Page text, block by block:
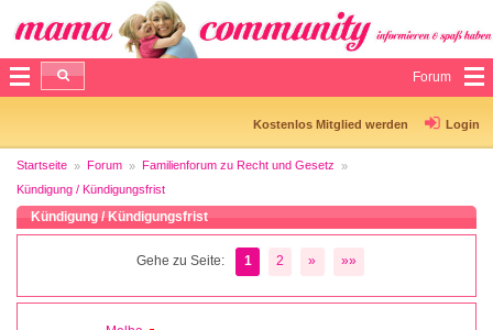
Forum
Kostenlos Mitglied werden Login
Startseite Forum
Familienforum zu Recht und Gesetz
Kündigung / Kündigungsfrist
Kündigung / Kündigungsfrist
Gehe zu Seite: 1 2 » »»